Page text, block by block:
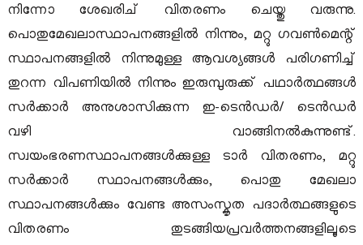
നിന്നോ ശേഖരിച് വിതരണം ചെയ്തു വരുന്നു.
പൊതുമേഖലാസ്ഥാപനങ്ങളിൽ നിന്നും, മറ്റു ഗവൺമെന്റ്
സ്ഥാപനങ്ങളിൽ നിന്നുമുള്ള ആവശ്യങ്ങൾ പരിഗണിച്ച്
തുറന്ന വിപണിയിൽ നിന്നും ഇരുമ്പുരുക്ക് പഥാർത്ഥങ്ങൾ
സർക്കാർ അനുശാസിക്കുന്ന ഇ-ടെൻഡർ/ ടെൻഡർ
വഴി വാങ്ങിനൽകുന്നുണ്ട്.
സ്വയംഭരണസ്ഥാപനങ്ങൾക്കുള്ള ടാർ വിതരണം, മറ്റു
സർക്കാർ സ്ഥാപനങ്ങൾക്കും, പൊതു മേഖലാ
സ്ഥാപനങ്ങൾക്കും വേണ്ട അസംസ്കൃത പദാർത്ഥങ്ങളുടെ
വിതരണം തുടങ്ങിയപ്രവർത്തനങ്ങളിലൂടെ